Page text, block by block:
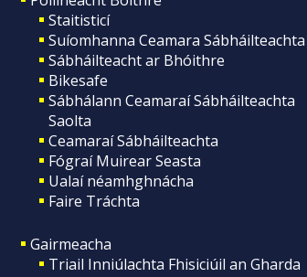
Staitisticí
Suíomhanna Ceamara Sábháilteachta
Sábháilteacht ar Bhóithre
Bikesafe
Sábhálann Ceamaraí Sábháilteachta
Saolta
Ceamaraí Sábháilteachta
Fógraí Muirear Seasta
Ualaí néamhghnácha
Faire Tráchta
Gairmeacha
Triail Inniúlachta Fhisiciúil an Gharda